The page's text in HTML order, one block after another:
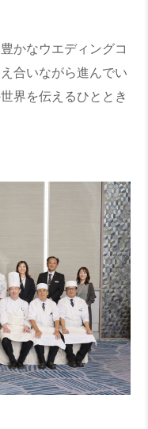
かなウエディングコ
合いながら進んでい
界を伝えるひととき